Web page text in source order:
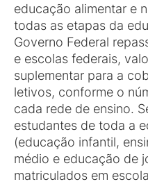
educação alimentar e
todas as etapas da
Governo Federal
e escolas federais,
suplementar para a
letivos, conforme o
cada rede de ensino.
estudantes de toda a
(educação infantil,
médio e educação de
matriculados em